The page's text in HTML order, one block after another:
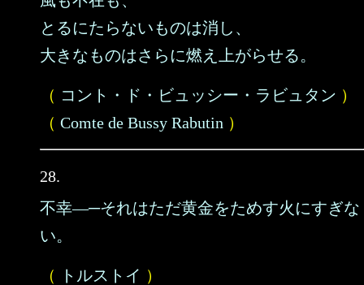
とるにたらないものは消し、
大きなものはさらに燃え上がらせる。
（ コント・ド・ビュッシー・ラビュタン ）
（ Comte de Bussy Rabutin ）
28.
不幸―─それはただ黄金をためす火にすぎな
い。
（ トルストイ ）